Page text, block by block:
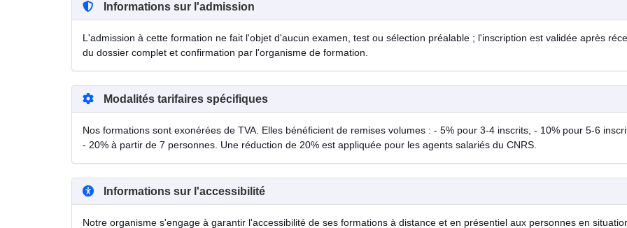
Informations sur l'admission
L'admission à cette formation ne fait l'objet d'aucun examen, test ou sélection préalable ; l'inscription est validée après
du dossier complet et confirmation par l'organisme de formation.
Modalités tarifaires spécifiques
Nos formations sont exonérées de TVA. Elles bénéficient de remises volumes : - 5% pour 3-4 inscrits, - 10% pour 5-6
- 20% à partir de 7 personnes. Une réduction de 20% est appliquée pour les agents salariés du CNRS.
Informations sur l'accessibilité
Notre organisme s'engage à garantir l'accessibilité de ses formations à distance et en présentiel aux personnes en